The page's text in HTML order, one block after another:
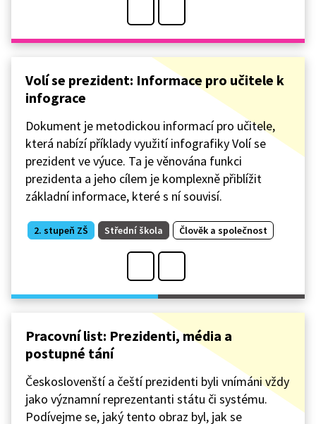
Volí se prezident: Informace pro učitele k
infograce
Dokument je metodickou informací pro učitele,
která nabízí příklady využití infografiky Volí se
prezident ve výuce. Ta je věnována funkci
prezidenta a jeho cílem je komplexně přiblížit
základní informace, které s ní souvisí.
2. stupeň ZŠ Střední škola Člověk a společnost
Pracovní list: Prezidenti, média a
postupné tání
Českoslovenští a čeští prezidenti byli vnímáni vždy
jako významní reprezentanti státu či systému.
Podívejme se, jaký tento obraz byl, jak se